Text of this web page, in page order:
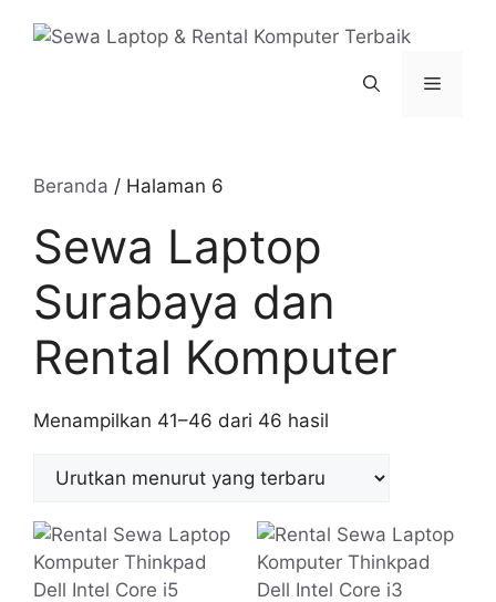
Menu
Beranda / Halaman 6
Sewa Laptop
Surabaya dan
Rental Komputer
Menampilkan 41–46 dari 46 hasil